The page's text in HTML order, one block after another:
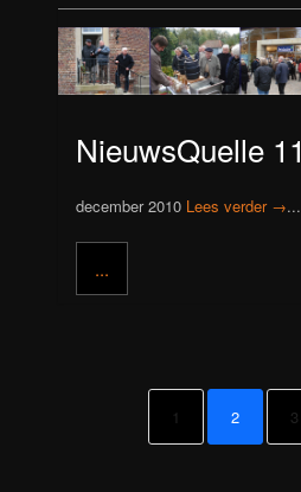
NieuwsQuelle 11
december 2010 Lees verder →...
...
1 2 3